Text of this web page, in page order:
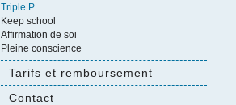
Triple P
Keep school
Affirmation de soi
Pleine conscience
Tarifs et remboursement
Contact